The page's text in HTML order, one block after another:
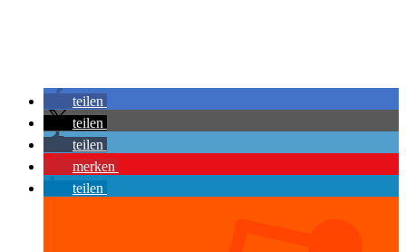
teilen
teilen
teilen
merken
teilen